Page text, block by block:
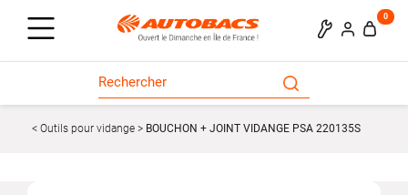
0
Outils pour vidange BOUCHON + JOINT VIDANGE PSA 220135S